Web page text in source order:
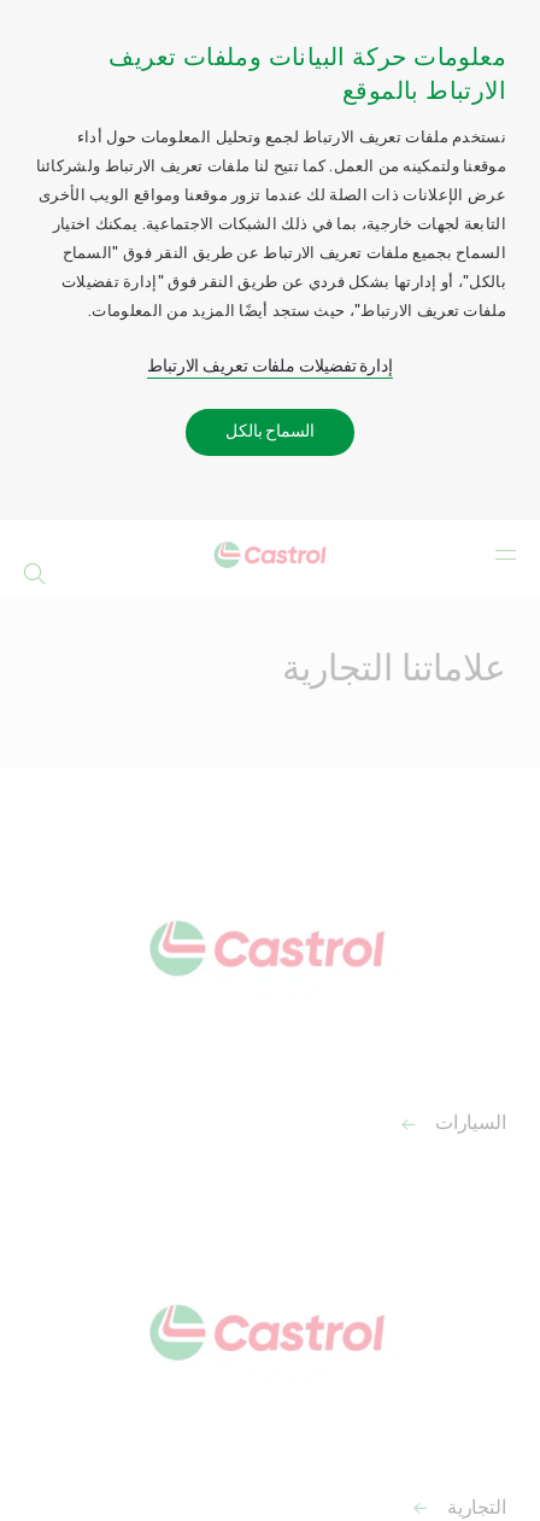
معلومات حركة البيانات وملفات تعريف
الارتباط بالموقع
نستخدم ملفات تعريف الارتباط لجمع وتحليل المعلومات حول أداء
موقعنا ولتمكينه من العمل. كما تتيح لنا ملفات تعريف الارتباط ولشركائنا
عرض الإعلانات ذات الصلة لك عندما تزور موقعنا ومواقع الويب الأخرى
التابعة لجهات خارجية، بما في ذلك الشبكات الاجتماعية. يمكنك اختيار
السماح بجميع ملفات تعريف الارتباط عن طريق النقر فوق "السماح
بالكل"، أو إدارتها بشكل فردي عن طريق النقر فوق "إدارة تفضيلات
ملفات تعريف الارتباط"، حيث ستجد أيضًا المزيد من المعلومات.
إدارة تفضيلات ملفات تعريف الارتباط
السماح بالكل
علاماتنا التجارية
السيارات
التجارية